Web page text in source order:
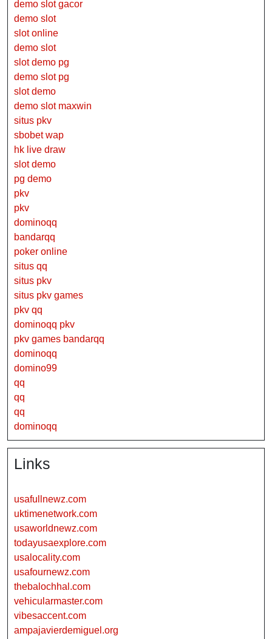
demo slot gacor
demo slot
slot online
demo slot
slot demo pg
demo slot pg
slot demo
demo slot maxwin
situs pkv
sbobet wap
hk live draw
slot demo
pg demo
pkv
pkv
dominoqq
bandarqq
poker online
situs qq
situs pkv
situs pkv games
pkv qq
dominoqq pkv
pkv games bandarqq
dominoqq
domino99
qq
qq
qq
dominoqq
Links
usafullnewz.com
uktimenetwork.com
usaworldnewz.com
todayusaexplore.com
usalocality.com
usafournewz.com
thebalochhal.com
vehicularmaster.com
vibesaccent.com
ampajavierdemiguel.org